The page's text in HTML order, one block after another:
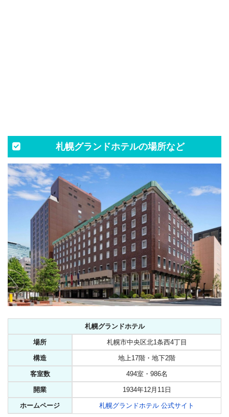
札幌グランドホテルの場所など
札幌グランドホテル
場所 札幌市中央区北1条西4丁目
構造 地上17階・地下2階
客室数 494室・986名
開業 1934年12月11日
ホームページ 札幌グランドホテル 公式サイト